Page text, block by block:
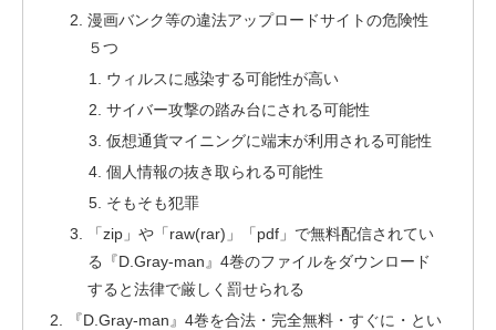
漫画バンク等の違法アップロードサイトの危険性
５つ
ウィルスに感染する可能性が高い
サイバー攻撃の踏み台にされる可能性
仮想通貨マイニングに端末が利用される可能性
個人情報の抜き取られる可能性
そもそも犯罪
「zip」や「raw(rar)」「pdf」で無料配信されてい
る『D.Gray-man』4巻のファイルをダウンロード
すると法律で厳しく罰せられる
『D.Gray-man』4巻を合法・完全無料・すぐに・とい